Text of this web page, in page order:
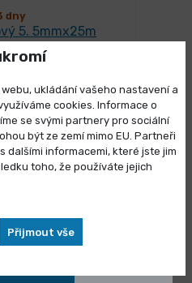
dny
5. 5mmx25m
bílý
Vybrat variantu
ukládání vašeho nastavení a
cookies. Informace o
se svými partnery pro sociální
být ze zemí mimo EU. Partneři
dalšími informacemi, které jste jim
toho, že používáte jejich
Přijmout vše
zásob
nyní pořídíte za